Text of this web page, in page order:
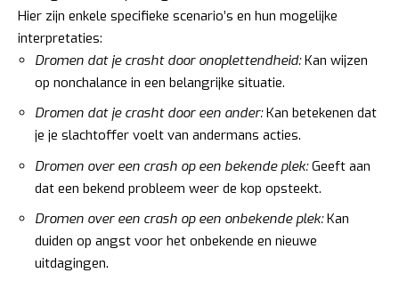
Hier zijn enkele specifieke scenario’s en hun mogelijke
interpretaties:
Dromen dat je crasht door onoplettendheid:Kan wijzen
op nonchalance in een belangrijke situatie.
Dromen dat je crasht door een ander:Kan betekenen dat
je je slachtoffer voelt van andermans acties.
Dromen over een crash op een bekende plek:Geeft aan
dat een bekend probleem weer de kop opsteekt.
Dromen over een crash op een onbekende plek:Kan
duiden op angst voor het onbekende en nieuwe
uitdagingen.